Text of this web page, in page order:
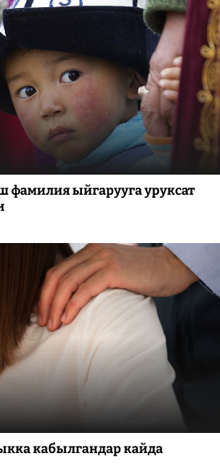
фамилия ыйгарууга уруксат
кабылгандар кайда